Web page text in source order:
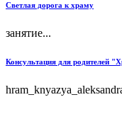
Светлая дорога к храму
занятие...
Консультация для родителей